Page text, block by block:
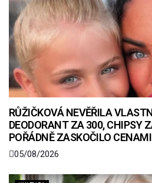
RŮŽIČKOVÁ NEVĚŘILA
DEODORANT ZA 300, CHIPSY
POŘÁDNĚ ZASKOČILO CENAMI
05/08/2026